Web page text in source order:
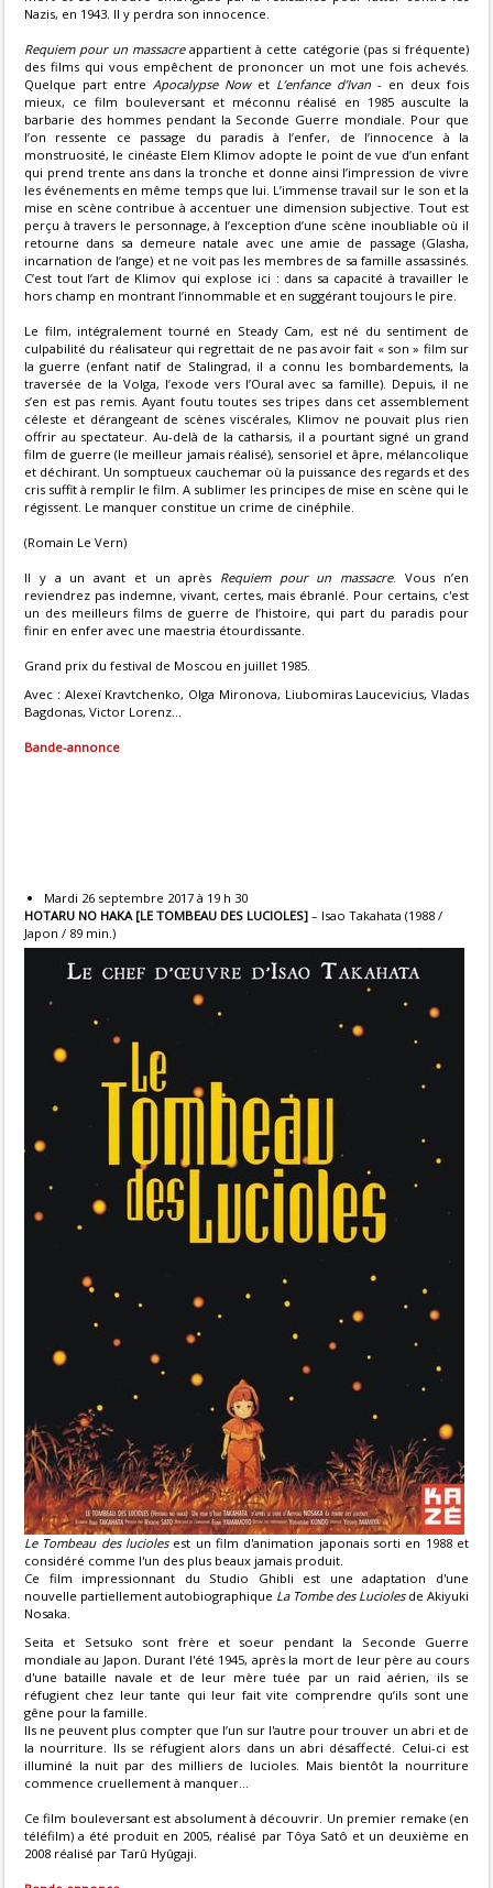
Nazis, en 1943. Il y perdra son innocence.
Requiem pour un massacreappartient à cette catégorie (pas si fréquente)
des films qui vous empêchent de prononcer un mot une fois achevés.
Quelque part entre Apocalypse Nowet L’enfance d’Ivan - en deux fois
mieux, ce film bouleversant et méconnu réalisé en 1985 ausculte la
barbarie des hommes pendant la Seconde Guerre mondiale. Pour que
l’on ressente ce passage du paradis à l’enfer, de l’innocence à la
monstruosité, le cinéaste Elem Klimov adopte le point de vue d’un enfant
qui prend trente ans dans la tronche et donne ainsi l’impression de vivre
les événements en même temps que lui. L’immense travail sur le son et la
mise en scène contribue à accentuer une dimension subjective. Tout est
perçu à travers le personnage, à l’exception d’une scène inoubliable où il
retourne dans sa demeure natale avec une amie de passage (Glasha,
incarnation de l’ange) et ne voit pas les membres de sa famille assassinés.
C’est tout l’art de Klimov qui explose ici : dans sa capacité à travailler le
hors champ en montrant l’innommable et en suggérant toujours le pire.
Le film, intégralement tourné en Steady Cam, est né du sentiment de
culpabilité du réalisateur qui regrettait de ne pas avoir fait « son » film sur
la guerre (enfant natif de Stalingrad, il a connu les bombardements, la
traversée de la Volga, l’exode vers l’Oural avec sa famille). Depuis, il ne
s’en est pas remis. Ayant foutu toutes ses tripes dans cet assemblement
céleste et dérangeant de scènes viscérales, Klimov ne pouvait plus rien
offrir au spectateur. Au-delà de la catharsis, il a pourtant signé un grand
film de guerre (le meilleur jamais réalisé), sensoriel et âpre, mélancolique
et déchirant. Un somptueux cauchemar où la puissance des regards et des
cris suffit à remplir le film. A sublimer les principes de mise en scène qui le
régissent. Le manquer constitue un crime de cinéphile.
(Romain Le Vern)
Il y a un avant et un après Requiem pour un massacre. Vous n’en
reviendrez pas indemne, vivant, certes, mais ébranlé. Pour certains, c'est
un des meilleurs films de guerre de l’histoire, qui part du paradis pour
finir en enfer avec une maestria étourdissante.
Grand prix du festival de Moscou en juillet 1985.
Avec : Alexeï Kravtchenko, Olga Mironova, Liubomiras Laucevicius, Vladas
Bagdonas, Victor Lorenz...
Bande-annonce
Mardi 26 septembre 2017 à 19 h 30
HOTARU NO HAKA [LE TOMBEAU DES LUCIOLES] – Isao Takahata (1988 /
Japon / 89 min.)
Le Tombeau des luciolesest un film d'animation japonais sorti en 1988 et
considéré comme l'un des plus beaux jamais produit.
Ce film impressionnant du Studio Ghibli est une adaptation d'une
nouvelle partiellement autobiographique La Tombe des Luciolesde Akiyuki
Nosaka.
Seita et Setsuko sont frère et soeur pendant la Seconde Guerre
mondiale au Japon. Durant l'été 1945, après la mort de leur père au cours
d'une bataille navale et de leur mère tuée par un raid aérien, ils se
réfugient chez leur tante qui leur fait vite comprendre qu’ils sont une
gêne pour la famille.
Ils ne peuvent plus compter que l’un sur l'autre pour trouver un abri et de
la nourriture. Ils se réfugient alors dans un abri désaffecté. Celui-ci est
illuminé la nuit par des milliers de lucioles. Mais bientôt la nourriture
commence cruellement à manquer...
Ce film bouleversant est absolument à découvrir. Un premier remake (en
téléfilm) a été produit en 2005, réalisé par Tôya Satô et un deuxième en
2008 réalisé par Tarû Hyûgaji.